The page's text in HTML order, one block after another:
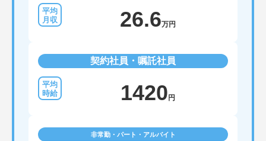
26.6万円
契約社員・嘱託社員
1420 円
非常勤・パート・アルバイト